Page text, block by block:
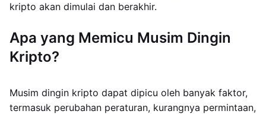
kripto akan dimulai dan berakhir.
Apa yang Memicu Musim Dingin
Kripto?
Musim dingin kripto dapat dipicu oleh banyak faktor,
termasuk perubahan peraturan, kurangnya permintaan,